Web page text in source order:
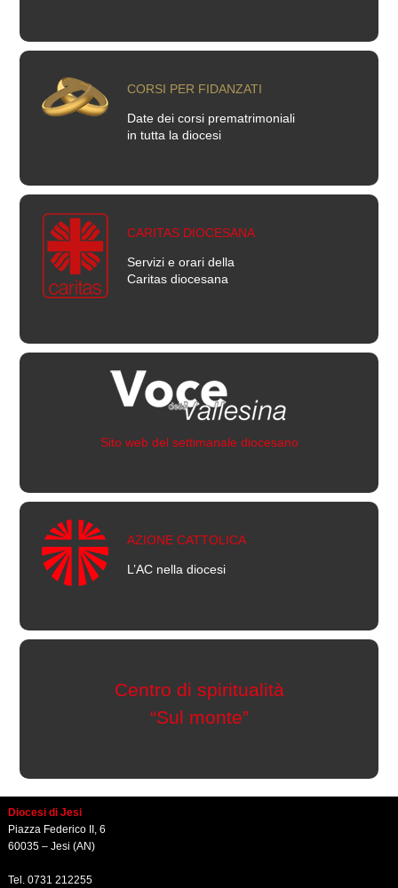
CORSI PER FIDANZATI
Date dei corsi prematrimoniali
in tutta la diocesi
CARITAS DIOCESANA
Servizi e orari della
Caritas diocesana
Sito web del settimanale diocesano
AZIONE CATTOLICA
L’AC nella diocesi
Centro di spiritualità
“Sul monte”
Diocesi di Jesi
Piazza Federico II, 6
60035 – Jesi (AN)
Tel. 0731 212255